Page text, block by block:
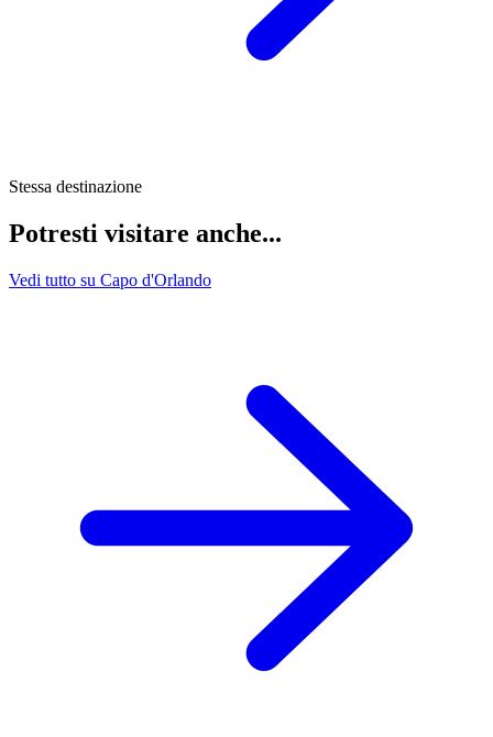
Stessa destinazione
Potresti visitare anche...
Vedi tutto su Capo d'Orlando